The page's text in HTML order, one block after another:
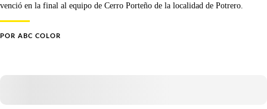
venció en la final al equipo de Cerro Porteño de la localidad de Potrero.
POR ABC COLOR